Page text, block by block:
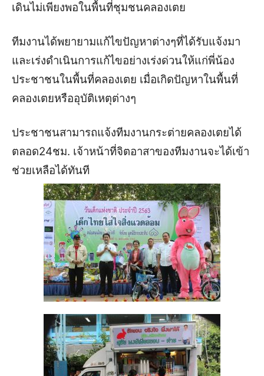
เดินไม่เพียงพอในพื้นที่ชุมชนคลองเตย
ทีมงานได้พยายามแก้ไขปัญหาต่างๆที่ได้รับแจ้งมา
และเร่งดำเนินการแก้ไขอย่างเร่งด่วนให้แก่พี่น้อง
ประชาชนในพื้นที่คลองเตย เมื่อเกิดปัญหาในพื้นที่
คลองเตยหรืออุบัติเหตุต่างๆ
ประชาชนสามารถแจ้งทีมงานกระต่ายคลองเตยได้
ตลอด24ชม. เจ้าหน้าที่จิตอาสาของทีมงานจะได้เข้า
ช่วยเหลือได้ทันที